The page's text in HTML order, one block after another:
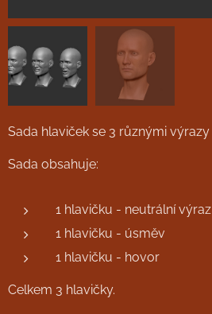
Sada hlaviček se 3 různými výrazy
Sada obsahuje:
1 hlavičku - neutrální výraz
1 hlavičku - úsměv
1 hlavičku - hovor
Celkem 3 hlavičky.